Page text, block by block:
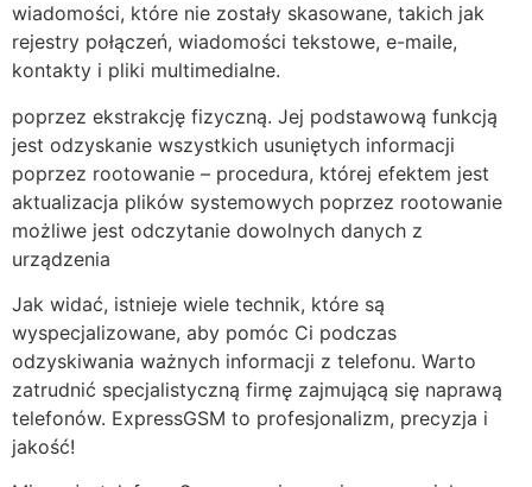
wiadomości, które nie zostały skasowane, takich jak
rejestry połączeń, wiadomości tekstowe, e-maile,
kontakty i pliki multimedialne.
poprzez ekstrakcję fizyczną. Jej podstawową funkcją
jest odzyskanie wszystkich usuniętych informacji
poprzez rootowanie – procedura, której efektem jest
aktualizacja plików systemowych poprzez rootowanie
możliwe jest odczytanie dowolnych danych z
urządzenia
Jak widać, istnieje wiele technik, które są
wyspecjalizowane, aby pomóc Ci podczas
odzyskiwania ważnych informacji z telefonu. Warto
zatrudnić specjalistyczną firmę zajmującą się naprawą
telefonów. ExpressGSM to profesjonalizm, precyzja i
jakość!